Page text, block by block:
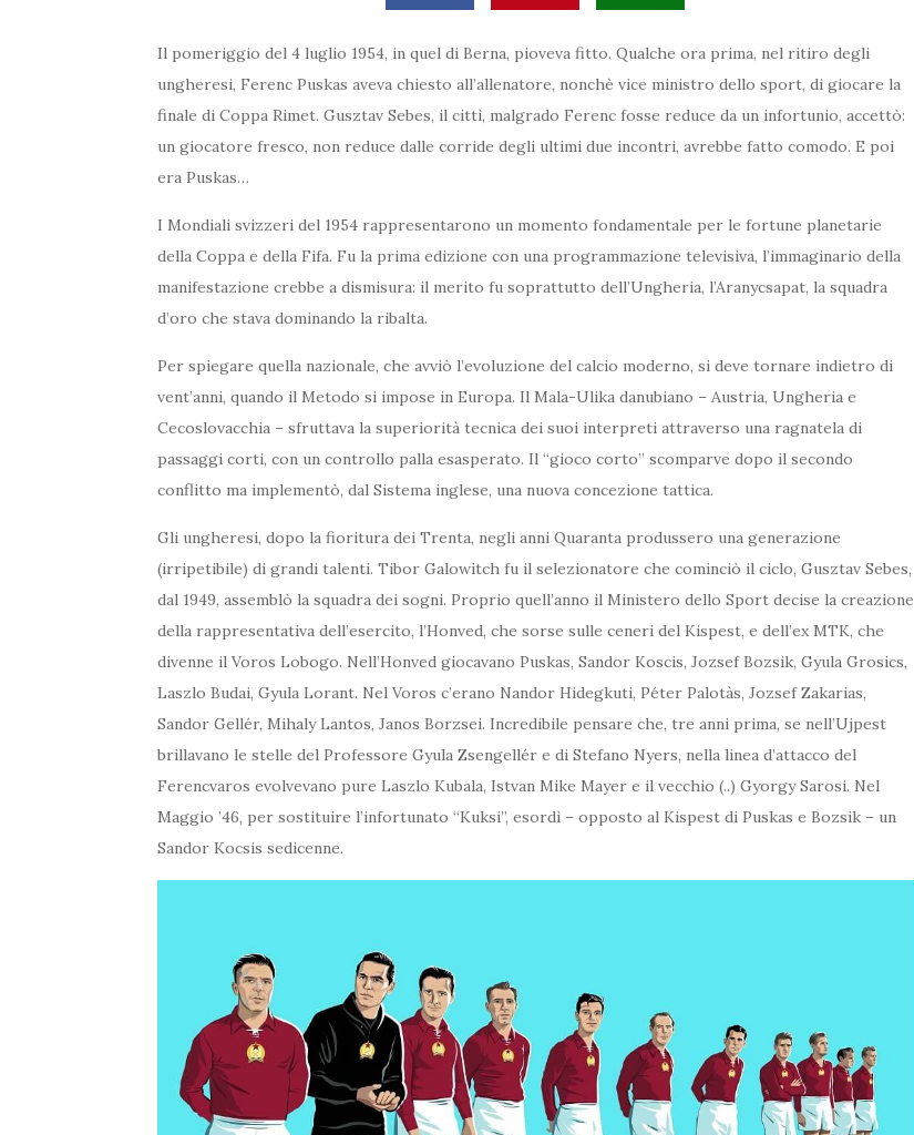
Il pomeriggio del 4 luglio 1954, in quel di Berna, pioveva fitto. Qualche ora prima, nel ritiro degli
ungheresi, Ferenc Puskas aveva chiesto all’allenatore, nonchè vice ministro dello sport, di giocare la
finale di Coppa Rimet. Gusztav Sebes, il cittì, malgrado Ferenc fosse reduce da un infortunio, accettò:
un giocatore fresco, non reduce dalle corride degli ultimi due incontri, avrebbe fatto comodo. E poi
era Puskas…
I Mondiali svizzeri del 1954 rappresentarono un momento fondamentale per le fortune planetarie
della Coppa e della Fifa. Fu la prima edizione con una programmazione televisiva, l’immaginario della
manifestazione crebbe a dismisura: il merito fu soprattutto dell’Ungheria, l’Aranycsapat, la squadra
d’oro che stava dominando la ribalta.
Per spiegare quella nazionale, che avviò l’evoluzione del calcio moderno, si deve tornare indietro di
vent’anni, quando il Metodo si impose in Europa. Il Mala-Ulika danubiano – Austria, Ungheria e
Cecoslovacchia – sfruttava la superiorità tecnica dei suoi interpreti attraverso una ragnatela di
passaggi corti, con un controllo palla esasperato. Il “gioco corto” scomparve dopo il secondo
conflitto ma implementò, dal Sistema inglese, una nuova concezione tattica.
Gli ungheresi, dopo la fioritura dei Trenta, negli anni Quaranta produssero una generazione
(irripetibile) di grandi talenti. Tibor Galowitch fu il selezionatore che cominciò il ciclo, Gusztav Sebes,
dal 1949, assemblò la squadra dei sogni. Proprio quell’anno il Ministero dello Sport decise la creazione
della rappresentativa dell’esercito, l’Honved, che sorse sulle ceneri del Kispest, e dell’ex MTK, che
divenne il Voros Lobogo. Nell’Honved giocavano Puskas, Sandor Koscis, Jozsef Bozsik, Gyula Grosics,
Laszlo Budai, Gyula Lorant. Nel Voros c’erano Nandor Hidegkuti, Péter Palotàs, Jozsef Zakarias,
Sandor Gellér, Mihaly Lantos, Janos Borzsei. Incredibile pensare che, tre anni prima, se nell’Ujpest
brillavano le stelle del Professore Gyula Zsengellér e di Stefano Nyers, nella linea d’attacco del
Ferencvaros evolvevano pure Laszlo Kubala, Istvan Mike Mayer e il vecchio (..) Gyorgy Sarosi. Nel
Maggio ’46, per sostituire l’infortunato “Kuksi”, esordì – opposto al Kispest di Puskas e Bozsik – un
Sandor Kocsis sedicenne.